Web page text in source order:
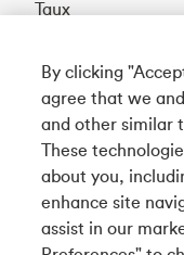
Taux
Téléchargez
Connectez-
By clicking
agree that we
and other similar
These
about you,
enhance site
assist in our